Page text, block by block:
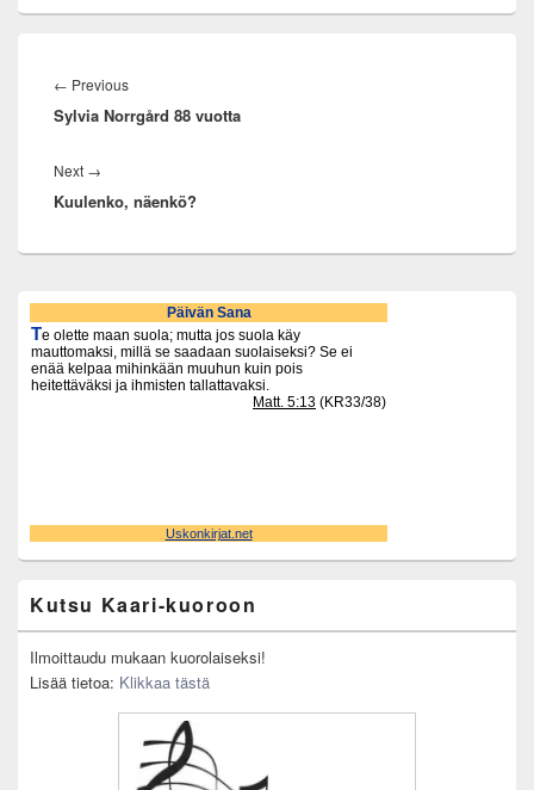
selaus
← PreviousPrevious
post:
Sylvia Norrgård 88 vuotta
Next →
post:
Kuulenko, näenkö?
Primary
Sidebar
Widget
Area
Kutsu Kaari-kuoroon
Ilmoittaudu mukaan kuorolaiseksi!
Lisää tietoa: Klikkaa tästä